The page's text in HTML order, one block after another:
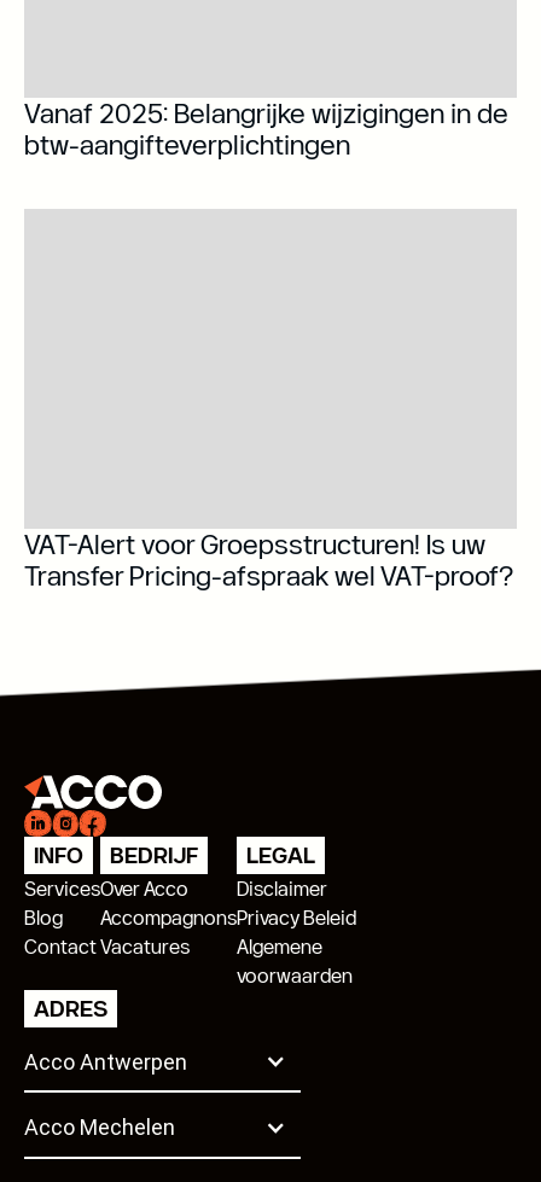
Vanaf 2025: Belangrijke wijzigingen in de
btw-aangifteverplichtingen
VAT-Alert voor Groepsstructuren! Is uw
Transfer Pricing-afspraak wel VAT-proof?
INFO
Services
Blog
Contact
BEDRIJF
Over Acco
Accompagnons
Vacatures
LEGAL
Disclaimer
Privacy Beleid
Algemene
voorwaarden
ADRES
Acco Antwerpen
Acco Mechelen